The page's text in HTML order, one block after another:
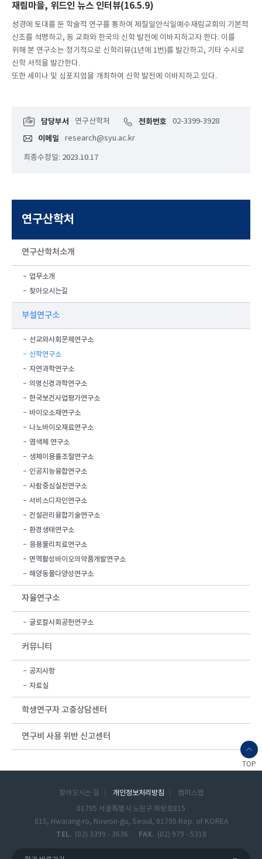
재림마을, 위드인 뉴스 인터뷰(16.5.9)
성경에 토대를 둔 학술적 연구를 통하여 제칠일안식일예수재림교회의 기본적
신조를 석명하고, 동 교회와 한국의 신학 발전에 이바지하고자 한다. 이를
위해 본 연구소는 정기적으로 신학리뷰(1년에 1번)를 발간하고, 기타 수시로
신학 서적을 발간한다.
또한 세미나 및 심포지엄을 개최하여 신학 발전에 이바지하고 있다.
담당부서 연구산학처 전화번호 02-3399-3928
이메일 research@syu.ac.kr
최종수정일: 2023.10.17
연구산학처
연구산학처소개
업무소개
찾아오시는길
부설연구소
선교와사회문제연구소
신학연구소
자연과학연구소
의명신경과학연구소
한국보건사업평가연구소
바이오소재연구소
나노바이오재료연구소
염색체 연구소
생체이용률조절연구소
인공지능융합연구소
사람중심실천연구소
서비스디자인연구소
건설관리융합기술연구소
환경생태연구소
응용물리치료연구소
면역활성바이오의약품개발연구소
해양동물다양성연구소
자율연구소
글로컬사회공헌연구소
커뮤니티
공지사항
자료실
학생연구자 고충상담센터
연구비 사용 위반 신고센터
TOP
찾아오시는 길 개인정보처리방침
캠퍼스맵
01795 서울특별시 노원구 화랑로815
815, Hwarang-ro, Nowon-gu, Seoul, 01795 Rep. of KOREA
TEL. (02) 3399 - 3636 FAX. (02) 979 - 5318